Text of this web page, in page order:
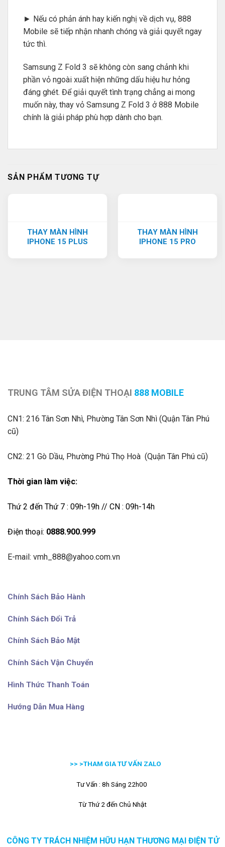
► Nếu có phản ánh hay kiến nghị về dịch vụ, 888
Mobile sẽ tiếp nhận nhanh chóng và giải quyết ngay
tức thì.
Samsung Z Fold 3 sẽ không còn sang chảnh khi
phần vỏ ngoài xuất hiện những dấu hiệu hư hỏng
đáng ghét. Để giải quyết tình trạng chẳng ai mong
muốn này, thay vỏ Samsung Z Fold 3 ở 888 Mobile
chính là giải pháp phù hợp dành cho bạn.
SẢN PHẨM TƯƠNG TỰ
THAY MÀN HÌNH
IPHONE 15 PLUS
THAY MÀN HÌNH
IPHONE 15 PRO
TRUNG TÂM SỬA ĐIỆN THOẠI 888 MOBILE
CN1: 216 Tân Sơn Nhì, Phường Tân Sơn Nhì (Quận Tân Phú
cũ)
CN2: 21 Gò Dầu, Phường Phú Thọ Hoà (Quận Tân Phú cũ)
Thời gian làm việc:
Thứ 2 đến Thứ 7 : 09h-19h // CN : 09h-14h
Điện thoại: 0888.900.999
E-mail: vmh_888@yahoo.com.vn
Chính Sách Bảo Hành
Chính Sách Đổi Trả
Chính Sách Bảo Mật
Chính Sách Vận Chuyển
Hình Thức Thanh Toán
Hướng Dẫn Mua Hàng
>> >THAM GIA TƯ VẤN ZALO
Tư Vấn : 8h Sáng 22h00
Từ Thứ 2 đến Chủ Nhật
CÔNG TY TRÁCH NHIỆM HỮU HẠN THƯƠNG MẠI ĐIỆN TỬ